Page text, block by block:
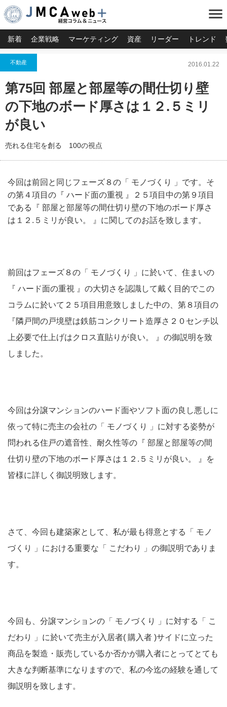
menu
新着 企業戦略 マーケティング 資産 リーダー トレンド
不動産 2016.01.22
第75回 部屋と部屋等の間仕切り壁
の下地のボード厚さは１２.５ミリ
が良い
売れる住宅を創る 100の視点
今回は前回と同じフェーズ８の「 モノづくり 」です。そ
の第４項目の『 ハード面の重視 』２５項目中の第９項目
である『 部屋と部屋等の間仕切り壁の下地のボード厚さ
は１２.５ミリが良い。 』に関してのお話を致します。
前回はフェーズ８の「 モノづくり 」に於いて、住まいの
『 ハード面の重視 』の大切さを認識して戴く目的でこの
コラムに於いて２５項目用意致しました中の、第８項目の
『隣戸間の戸境壁は鉄筋コンクリート造厚さ２０センチ以
上必要で仕上げはクロス直貼りが良い。 』の御説明を致
しました。
今回は分譲マンションのハード面やソフト面の良し悪しに
依って特に売主の会社の「 モノづくり 」に対する姿勢が
問われる住戸の遮音性、耐久性等の『 部屋と部屋等の間
仕切り壁の下地のボード厚さは１２.５ミリが良い。 』を
皆様に詳しく御説明致します。
さて、今回も建築家として、私が最も得意とする「 モノ
づくり 」における重要な「 こだわり 」の御説明でありま
す。
今回も、分譲マンションの「 モノづくり 」に対する「 こ
だわり 」に於いて売主が入居者( 購入者 )サイドに立った
商品を製造・販売しているか否かが購入者にとってとても
大きな判断基準になりますので、私の今迄の経験を通して
御説明を致します。